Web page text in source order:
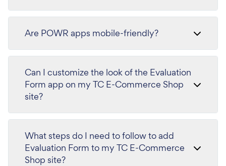
Are POWR apps mobile-friendly?
Can I customize the look of the Evaluation
Form app on my TC E-Commerce Shop
site?
What steps do I need to follow to add
Evaluation Form to my TC E-Commerce
Shop site?